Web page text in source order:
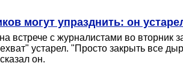
могут упразднить: он
с журналистами во вторник
устарел. "Просто закрыть все
он.